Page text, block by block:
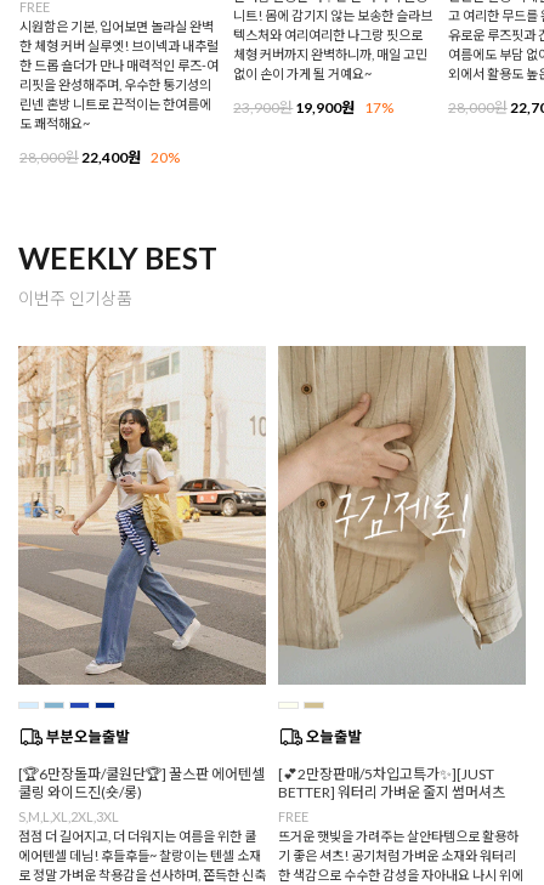
FREE
시원함은 기본, 입어보면 놀라실 완벽
한 체형 커버 실루엣! 브이넥과 내추럴
한 드롭 숄더가 만나 매력적인 루즈-여
리핏을 완성해주며, 우수한 통기성의
린넨 혼방 니트로 끈적이는 한여름에
도 쾌적해요~
28,000원22,400원 20%
니트! 몸에 감기지 않는 보송한 슬라브
텍스처와 여리여리한 나그랑 핏으로
체형 커버까지 완벽하니까, 매일 고민
없이 손이 가게 될 거예요~
23,900원19,900원 17%
고 여리한 무드를
유로운 루즈핏과
여름에도 부담 없
외에서 활용도 높
28,000원
WEEKLY BEST
이번주 인기상품
[🏆6만장돌파/쿨원단🏆] 꿀스판 에어텐셀
쿨링 와이드진(숏/롱)
S,M,L,XL,2XL,3XL
점점 더 길어지고, 더 더워지는 여름을 위한 쿨
에어텐셀 데님! 후들후들~ 찰랑이는 텐셀 소재
로 정말 가벼운 착용감을 선사하며, 쫀득한 신축
[💕2만장판매/5차입고특가✨][JUST
BETTER] 워터리 가벼운 줄지 썸머셔츠
FREE
뜨거운 햇빛을 가려주는 살안타템으로 활용하
기 좋은 셔츠! 공기처럼 가벼운 소재와 워터리
한 색감으로 수수한 감성을 자아내요 나시 위에